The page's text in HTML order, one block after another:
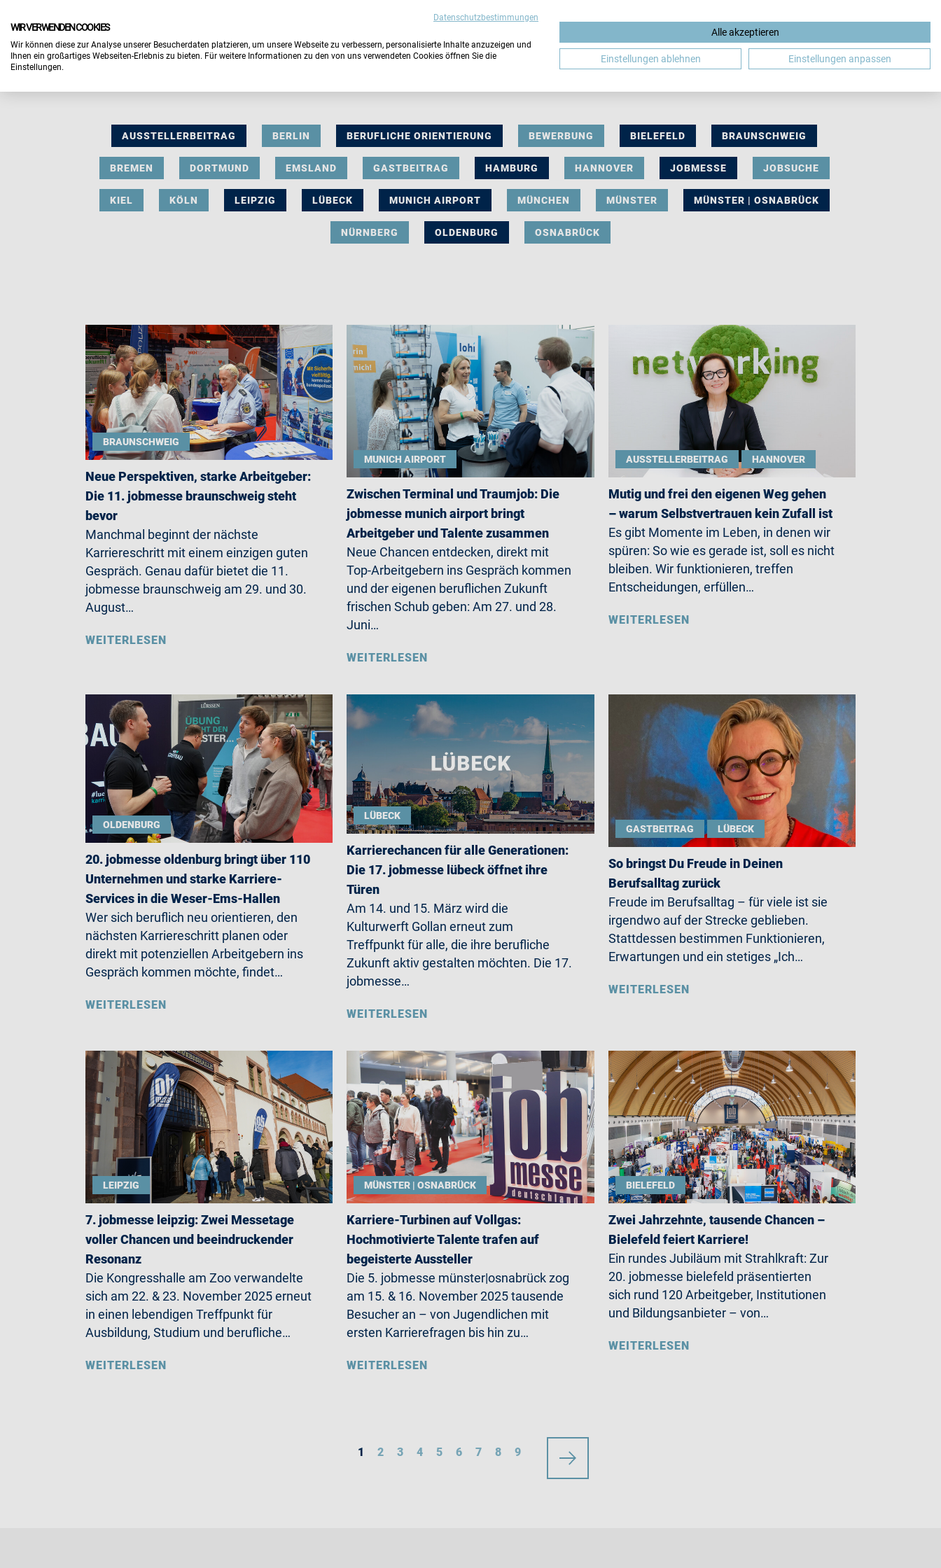
DE
AUSSTELLERBEITRAG BERLIN BERUFLICHE ORIENTIERUNG BEWERBUNG BIELEFELD BRAUNSCHWEIG
BREMEN DORTMUND EMSLAND GASTBEITRAG HAMBURG HANNOVER JOBMESSE JOBSUCHE
KIEL KÖLN LEIPZIG LÜBECK MUNICH AIRPORT MÜNCHEN MÜNSTER MÜNSTER | OSNABRÜCK
NÜRNBERG OLDENBURG OSNABRÜCK
BRAUNSCHWEIG
Neue Perspektiven, starke Arbeitgeber:
Die 11. jobmesse braunschweig steht
bevor
Manchmal beginnt der nächste
Karriereschritt mit einem einzigen guten
Gespräch. Genau dafür bietet die 11.
jobmesse braunschweig am 29. und 30.
August…
WEITERLESEN
MUNICH AIRPORT
Zwischen Terminal und Traumjob: Die
jobmesse munich airport bringt
Arbeitgeber und Talente zusammen
Neue Chancen entdecken, direkt mit
Top-Arbeitgebern ins Gespräch kommen
und der eigenen beruflichen Zukunft
frischen Schub geben: Am 27. und 28.
Juni…
WEITERLESEN
AUSSTELLERBEITRAG HANNOVER
Mutig und frei den eigenen Weg gehen
– warum Selbstvertrauen kein Zufall ist
Es gibt Momente im Leben, in denen wir
spüren: So wie es gerade ist, soll es nicht
bleiben. Wir funktionieren, treffen
Entscheidungen, erfüllen…
WEITERLESEN
OLDENBURG
20. jobmesse oldenburg bringt über 110
Unternehmen und starke Karriere-
Services in die Weser-Ems-Hallen
Wer sich beruflich neu orientieren, den
nächsten Karriereschritt planen oder
direkt mit potenziellen Arbeitgebern ins
Gespräch kommen möchte, findet…
WEITERLESEN
LÜBECK
Karrierechancen für alle Generationen:
Die 17. jobmesse lübeck öffnet ihre
Türen
Am 14. und 15. März wird die
Kulturwerft Gollan erneut zum
Treffpunkt für alle, die ihre berufliche
Zukunft aktiv gestalten möchten. Die 17.
jobmesse…
WEITERLESEN
GASTBEITRAG LÜBECK
So bringst Du Freude in Deinen
Berufsalltag zurück
Freude im Berufsalltag – für viele ist sie
irgendwo auf der Strecke geblieben.
Stattdessen bestimmen Funktionieren,
Erwartungen und ein stetiges „Ich…
WEITERLESEN
LEIPZIG
7. jobmesse leipzig: Zwei Messetage
voller Chancen und beeindruckender
Resonanz
Die Kongresshalle am Zoo verwandelte
sich am 22. & 23. November 2025 erneut
in einen lebendigen Treffpunkt für
Ausbildung, Studium und berufliche…
WEITERLESEN
MÜNSTER | OSNABRÜCK
Karriere-Turbinen auf Vollgas:
Hochmotivierte Talente trafen auf
begeisterte Aussteller
Die 5. jobmesse münster|osnabrück zog
am 15. & 16. November 2025 tausende
Besucher an – von Jugendlichen mit
ersten Karrierefragen bis hin zu…
WEITERLESEN
BIELEFELD
Zwei Jahrzehnte, tausende Chancen –
Bielefeld feiert Karriere!
Ein rundes Jubiläum mit Strahlkraft: Zur
20. jobmesse bielefeld präsentierten
sich rund 120 Arbeitgeber, Institutionen
und Bildungsanbieter – von…
WEITERLESEN
1 2 3 4 5 6 7 8 9
Datenschutzbestimmungen
WIR VERWENDEN COOKIES
Wir können diese zur Analyse unserer Besucherdaten platzieren, um unsere Webseite zu verbessern, personalisierte Inhalte anzuzeigen und
Ihnen ein großartiges Webseiten-Erlebnis zu bieten. Für weitere Informationen zu den von uns verwendeten Cookies öffnen Sie die
Einstellungen.
Alle akzeptieren
Einstellungen ablehnen Einstellungen anpassen